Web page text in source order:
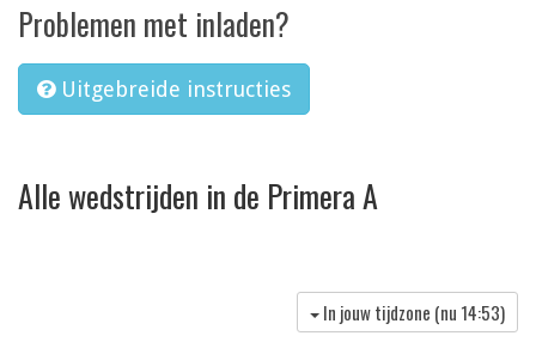
Problemen met inladen?
Uitgebreide instructies
Alle wedstrijden in de Primera A
In jouw tijdzone (nu 14:53)